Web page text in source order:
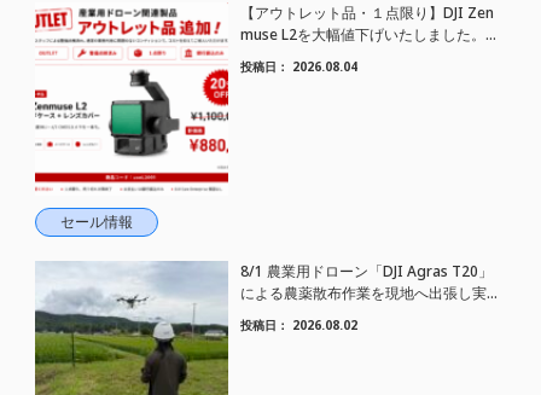
セール情報
【アウトレット品・１点限り】DJI Zen
muse L2を大幅値下げいたしました。｜
HELICAM STORE
投稿日： 2026.08.04
8/1 農業用ドローン「DJI Agras T20」
による農薬散布作業を現地へ出張し実施
しました
投稿日： 2026.08.02